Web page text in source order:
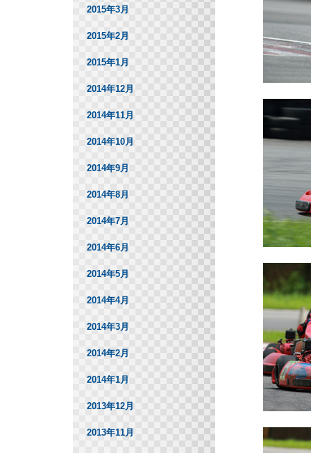
2015年3月
2015年2月
2015年1月
2014年12月
2014年11月
2014年10月
2014年9月
2014年8月
2014年7月
2014年6月
2014年5月
2014年4月
2014年3月
2014年2月
2014年1月
2013年12月
2013年11月